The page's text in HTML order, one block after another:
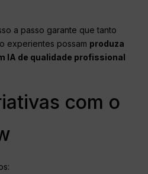
a passo garante que tanto
experientes possam produza
IA de qualidade profissional
com o